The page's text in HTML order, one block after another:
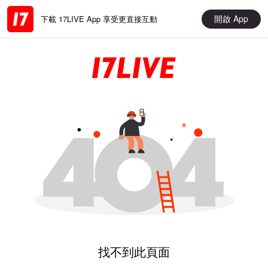
下載 17LIVE App 享受更直接互動 開啟 App
找不到此頁面